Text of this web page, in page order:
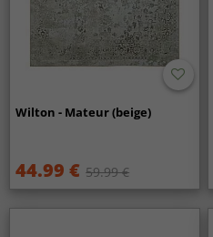
Wilton - Mateur (beige)
44.99 € 59.99 €